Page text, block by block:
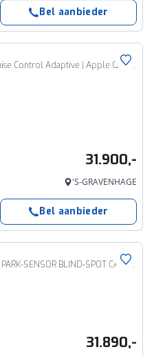
Bel aanbieder
Limited Edition | BTW Voertuig | Cruise Control Adaptive | Apple CarPlay/Android Auto | Climate Control | Achteruitrijcamera |
31.900,-
'S-GRAVENHAGE
Bel aanbieder
1.5 2WD STOELVERW STUURVERW PARK-SENSOR BLIND-SPOT CARPLAY LENDESTEUN
31.890,-